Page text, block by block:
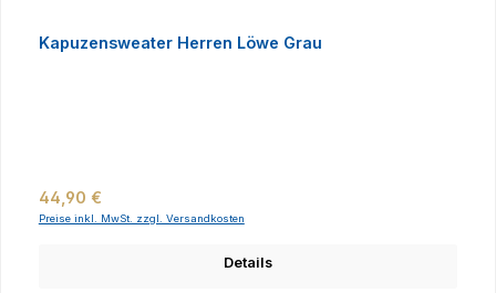
Kapuzensweater Herren Löwe Grau
Regulärer Preis:
44,90 €
Preise inkl. MwSt. zzgl. Versandkosten
Details